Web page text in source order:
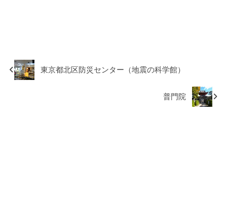
東京都北区防災センター（地震の科学館）
普門院